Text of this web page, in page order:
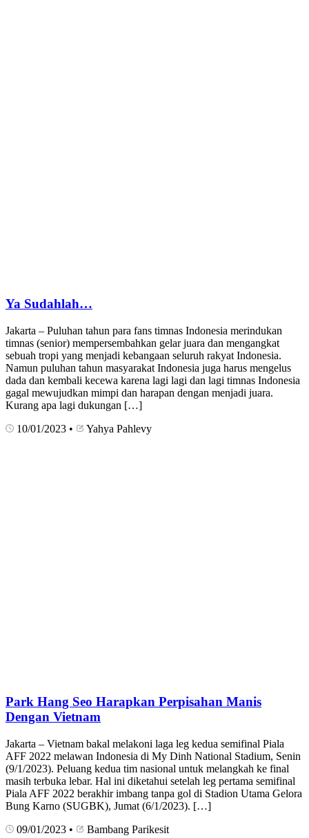
Ya Sudahlah…
Jakarta – Puluhan tahun para fans timnas Indonesia merindukan
timnas (senior) mempersembahkan gelar juara dan mengangkat
sebuah tropi yang menjadi kebangaan seluruh rakyat Indonesia.
Namun puluhan tahun masyarakat Indonesia juga harus mengelus
dada dan kembali kecewa karena lagi lagi dan lagi timnas Indonesia
gagal mewujudkan mimpi dan harapan dengan menjadi juara.
Kurang apa lagi dukungan […]
10/01/2023 • Yahya Pahlevy
Park Hang Seo Harapkan Perpisahan Manis
Dengan Vietnam
Jakarta – Vietnam bakal melakoni laga leg kedua semifinal Piala
AFF 2022 melawan Indonesia di My Dinh National Stadium, Senin
(9/1/2023). Peluang kedua tim nasional untuk melangkah ke final
masih terbuka lebar. Hal ini diketahui setelah leg pertama semifinal
Piala AFF 2022 berakhir imbang tanpa gol di Stadion Utama Gelora
Bung Karno (SUGBK), Jumat (6/1/2023). […]
09/01/2023 • Bambang Parikesit